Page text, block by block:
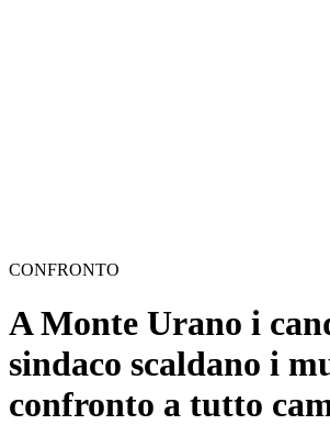
CONFRONTO
A Monte Urano i
sindaco scaldano i
confronto a tutto